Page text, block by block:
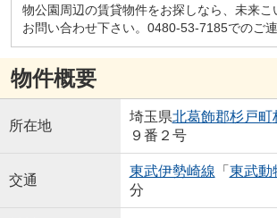
物公園周辺の賃貸物件をお探しなら、未来こ
お問い合わせ下さい。0480-53-7185でのご連
物件概要
所在地
埼玉県北葛飾郡杉戸町
９番２号
交通
東武伊勢崎線 「 東武動
分